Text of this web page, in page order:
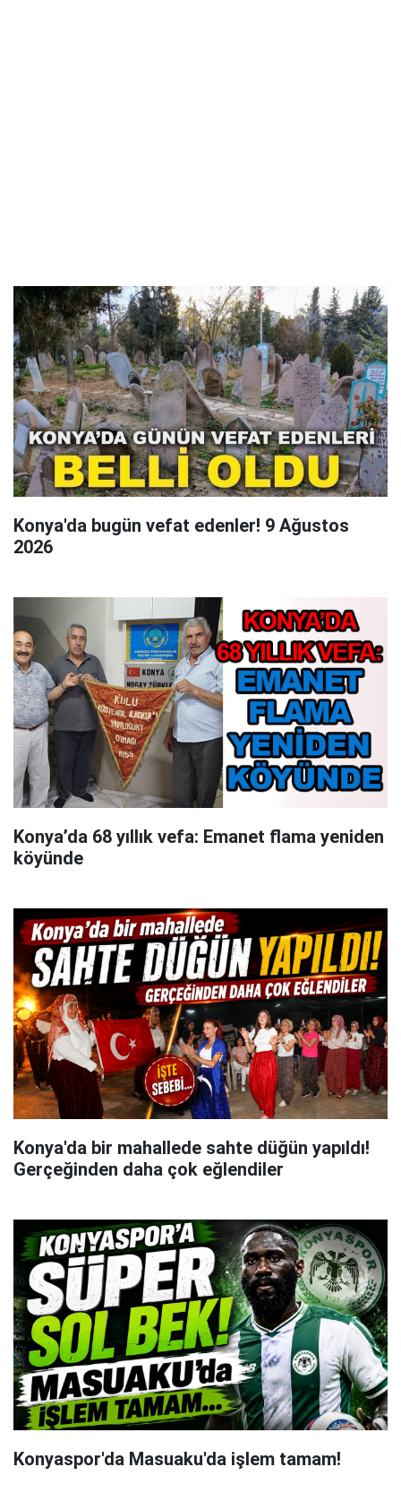
Konya'da bugün vefat edenler! 9 Ağustos
2026
Konya’da 68 yıllık vefa: Emanet flama yeniden
köyünde
Konya'da bir mahallede sahte düğün yapıldı!
Gerçeğinden daha çok eğlendiler
Konyaspor'da Masuaku'da işlem tamam!